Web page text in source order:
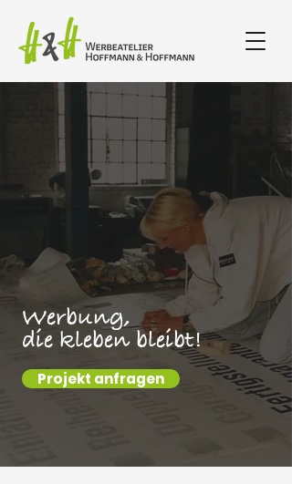
Werbung,
die kleben bleibt!
Projekt anfragen